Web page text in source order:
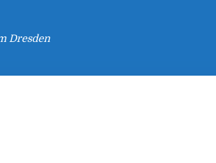
Dresden